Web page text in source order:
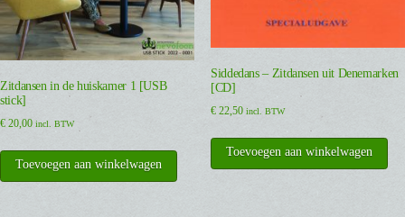
Zitdansen in de huiskamer 1 [USB
stick]
€ 20,00 incl. BTW
Toevoegen aan winkelwagen
Siddedans – Zitdansen uit Denemarken
[CD]
€22,50 incl. BTW
Toevoegen aan winkelwagen